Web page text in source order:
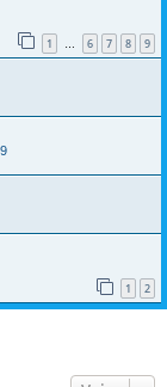
1 … 6 7 8 9
1 2